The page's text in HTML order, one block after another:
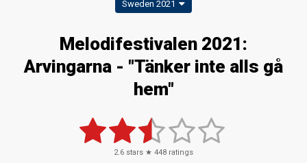
Sweden 2021
Melodifestivalen 2021:
Arvingarna - "Tänker inte alls gå
hem"
2.6 stars ★ 448 ratings